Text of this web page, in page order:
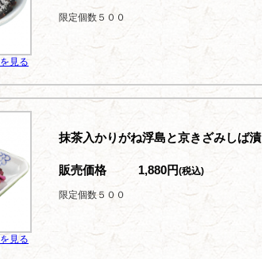
見る
限定個数５００
見る
抹茶入かりがね浮島と京きざみしば漬
販売価格 1,880円(税込)
限定個数５００